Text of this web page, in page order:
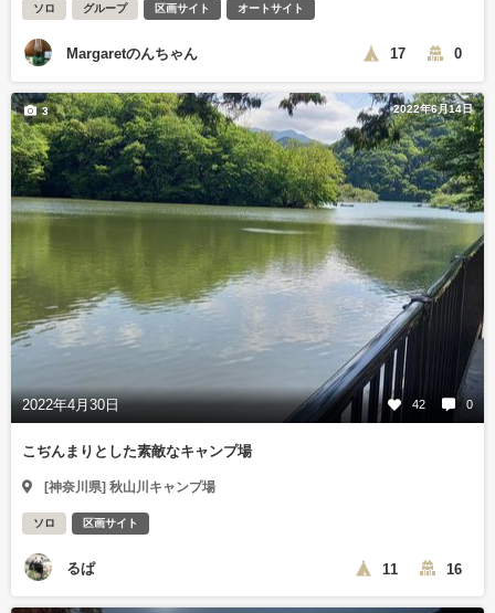
ソロ グループ 区画サイト オートサイト
Margaretのんちゃん 17 0
2022年6月14日
2022年4月30日 42 0
3
こぢんまりとした素敵なキャンプ場
[神奈川県] 秋山川キャンプ場
ソロ 区画サイト
るぱ 11 16